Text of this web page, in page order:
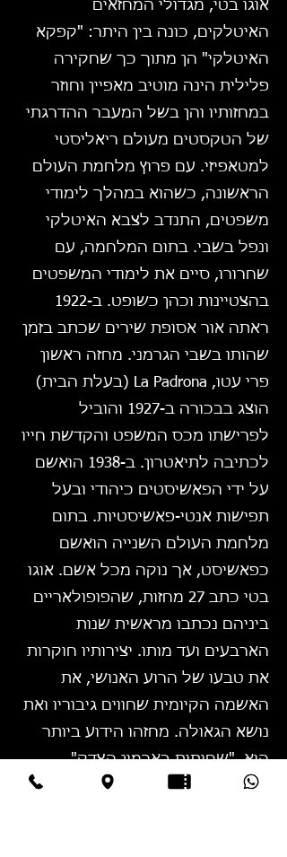
אוגו בטי, מגדולי המחזאים
האיטלקים, כונה בין היתר: "קפקא
האיטלקי" הן מתוך כך שחקירה
פלילית הינה מוטיב מאפיין וחוזר
במחזותיו והן בשל המעבר ההדרגתי
של הטקסטים מעולם ריאליסטי
למטאפיזי. עם פרוץ מלחמת העולם
הראשונה, כשהוא במהלך לימודי
משפטים, התנדב לצבא האיטלקי
ונפל בשבי. בתום המלחמה, עם
שחרורו, סיים את לימודי המשפטים
בהצטיינות וכהן כשופט. ב-1922
ראתה אור אסופת שירים שכתב בזמן
שהותו בשבי הגרמני. מחזה ראשון
פרי עטו, La Padrona (בעלת הבית)
הוצג בבכורה ב-1927 והוביל
לפרישתו מכס המשפט והקדשת חייו
לכתיבה לתיאטרון. ב-1938 הואשם
על ידי הפאשיסטים כיהודי ובעל
תפישות אנטי-פאשיסטיות. בתום
מלחמת העולם השנייה הואשם
כפאשיסט, אך נוקה מכל אשם. אוגו
בטי כתב 27 מחזות, שהפופולאריים
ביניהם נכתבו מראשית שנות
הארבעים ועד מותו. יצירותיו חוקרות
את טבעו של הרוע האנושי, את
האשמה הקיומית שחווים גיבוריו ואת
נושא הגאולה. מחזהו הידוע ביותר
הוא, "שחיתות בארמון הצדק",
החוקר שחיתות במערכת המשפט.